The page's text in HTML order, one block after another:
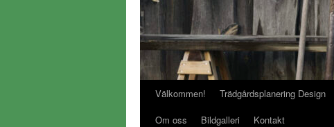
GåVälkommen! Trädgårdsplanering Design
Om oss
Bildgalleri Kontakt